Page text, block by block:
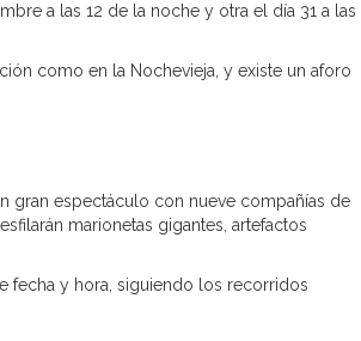
a las 12 de la noche y otra el día 31 a las
como en la Nochevieja, y existe un aforo
gran espectáculo con nueve compañías de
marionetas gigantes, artefactos
fecha y hora, siguiendo los recorridos